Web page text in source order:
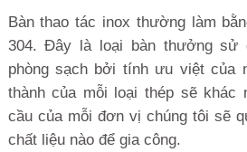
Bàn thao tác inox thường làm
304. Đây là loại bàn thưởng sử
phòng sạch bởi tính ưu việt của
thành của mỗi loại thép sẽ khác
cầu của mỗi đơn vị chúng tôi sẽ
chất liệu nào để gia công.